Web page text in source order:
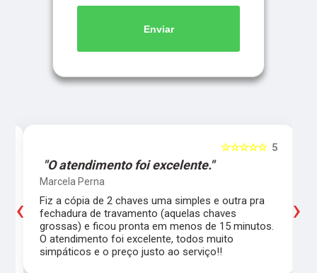
Enviar
5
☆☆☆☆☆
"O atendimento foi excelente."
Marcela Perna
Fiz a cópia de 2 chaves uma simples e outra pra
fechadura de travamento (aquelas chaves
grossas) e ficou pronta em menos de 15 minutos.
O atendimento foi excelente, todos muito
simpáticos e o preço justo ao serviço!!
‹ ›